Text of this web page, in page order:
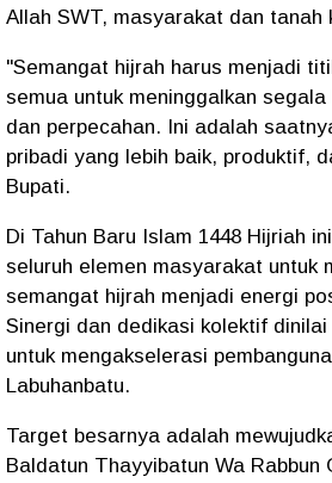
Allah SWT, masyarakat dan tanah
"Semangat hijrah harus menjadi
semua untuk meninggalkan segala
dan perpecahan. Ini adalah
pribadi yang lebih baik, produktif,
Bupati.
Di Tahun Baru Islam 1448 Hijriah
seluruh elemen masyarakat untuk
semangat hijrah menjadi energi
Sinergi dan dedikasi kolektif
untuk mengakselerasi
Labuhanbatu.
Target besarnya adalah
Baldatun Thayyibatun Wa Rabbun